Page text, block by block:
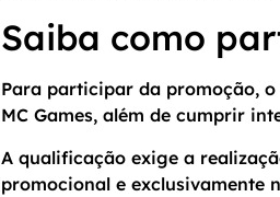
Saiba como
Para participar da promoção,
MC Games, além de cumprir
A qualificação exige a
promocional e exclusivamente